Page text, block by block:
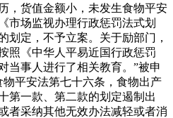
，货值金额小，未发生食物平安
市场监视办理行政惩罚法式划
划定，不予立案。关于励部门，
照《中华人平易近国行政惩罚
当事人进行了相关教育。”被申
平安法第七十六条，食物出产
第一款、第二款的划定遏制出
者采纳其他无效办法减轻或者消